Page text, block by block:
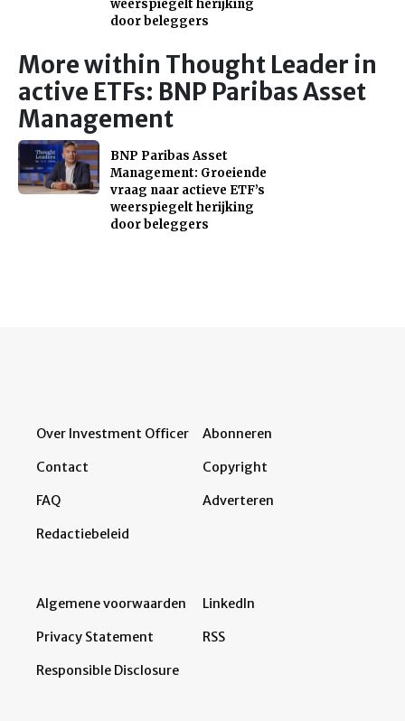
weerspiegelt herijking
door beleggers
More within Thought Leader in
active ETFs: BNP Paribas Asset
Management
BNP Paribas Asset
Management: Groeiende
vraag naar actieve ETF’s
weerspiegelt herijking
door beleggers
Over Investment Officer
Contact
FAQ
Redactiebeleid
Abonneren
Copyright
Adverteren
Algemene voorwaarden
Privacy Statement
Responsible Disclosure
LinkedIn
RSS